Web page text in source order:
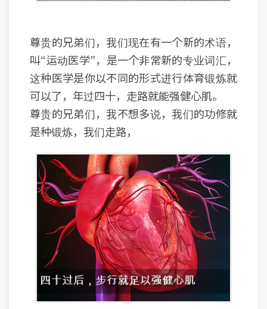
尊贵的兄弟们，我们现在有一个新的术语，
叫“运动医学”，是一个非常新的专业词汇，
这种医学是你以不同的形式进行体育锻炼就
可以了，年过四十，走路就能强健心肌。
尊贵的兄弟们，我不想多说，我们的功修就
是种锻炼，我们走路，